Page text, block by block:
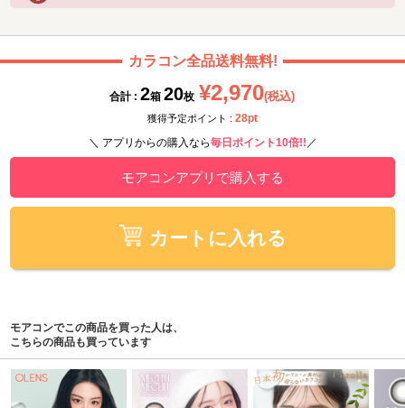
カラコン全品送料無料!
合計 : 2箱 20枚 ¥2,970(税込)
獲得予定ポイント : 28pt
＼ アプリからの購入なら毎日ポイント10倍!! ／
モアコンアプリで購入する
カートに入れる
モアコンでこの商品を買った人は、
こちらの商品も買っています